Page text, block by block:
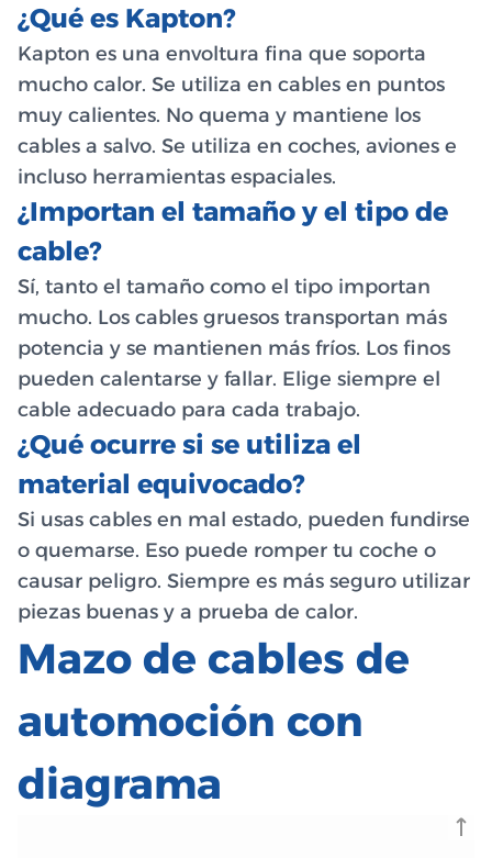
¿Qué es Kapton?
Kapton es una envoltura fina que soporta
mucho calor. Se utiliza en cables en puntos
muy calientes. No quema y mantiene los
cables a salvo. Se utiliza en coches, aviones e
incluso herramientas espaciales.
¿Importan el tamaño y el tipo de
cable?
Sí, tanto el tamaño como el tipo importan
mucho. Los cables gruesos transportan más
potencia y se mantienen más fríos. Los finos
pueden calentarse y fallar. Elige siempre el
cable adecuado para cada trabajo.
¿Qué ocurre si se utiliza el
material equivocado?
Si usas cables en mal estado, pueden fundirse
o quemarse. Eso puede romper tu coche o
causar peligro. Siempre es más seguro utilizar
piezas buenas y a prueba de calor.
Mazo de cables de
automoción con
diagrama